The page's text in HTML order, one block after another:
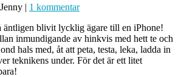
| 1 kommentar
äntligen blivit lycklig ägare till en iPhone!
inmundigande av hinkvis med hett te och
hals med, åt att peta, testa, leka, ladda in
teknikens under. För det är ett litet